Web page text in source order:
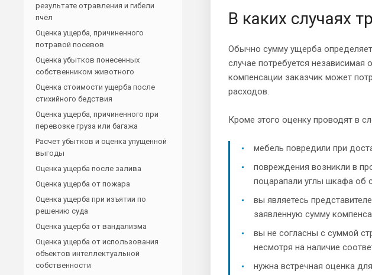
В каких случаях
Обычно сумму ущерба
случае потребуется
компенсации заказчик может
расходов.
Кроме этого оценку проводят в
мебель повредили при
повреждения возникли в
поцарапали углы шкафа об
вы являетесь
заявленную сумму
вы не согласны с суммой
несмотря на наличие
нужна встречная оценка
результате отравления и гибели
пчёл
Оценка ущерба, причиненного
потравой посевов
Оценка убытков понесенных
собственником животного
Оценка стоимости ущерба после
стихийного бедствия
Оценка ущерба, причиненного при
перевозке груза или багажа
Расчет убытков и оценка упущенной
выгоды
Оценка ущерба после залива
Оценка ущерба от пожара
Оценка ущерба при изъятии по
решению суда
Оценка ущерба от вандализма
Оценка ущерба от использования
объектов интеллектуальной
собственности